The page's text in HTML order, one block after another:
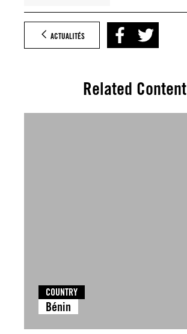
ACTUALITÉS
Related Content
COUNTRY
Bénin